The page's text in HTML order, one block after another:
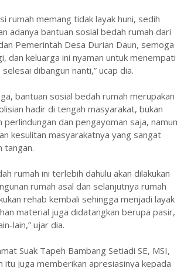
rumah memang tidak layak huni, sedih
adanya bantuan sosial bedah rumah dari
Pemerintah Desa Durian Daun, semoga
dan keluarga ini nyaman untuk menempati
dibangun nanti,” ucap dia.
bantuan sosial bedah rumah merupakan
hadir di tengah masyarakat, bukan
perlindungan dan pengayoman saja, namun
kesulitan masyarakatnya yang sangat
tangan.
rumah ini terlebih dahulu akan dilakukan
rumah asal dan selanjutnya rumah
rehab kembali sehingga menjadi layak
material juga didatangkan berupa pasir,
lain,” ujar dia.
Suak Tapeh Bambang Setiadi SE, MSI,
itu juga memberikan apresiasinya kepada